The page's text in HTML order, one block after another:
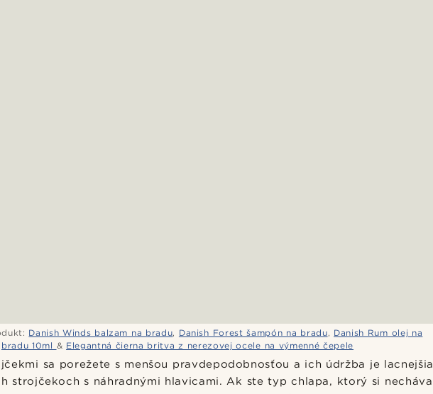
Danish Winds balzam na bradu, Danish Forest šampón na bradu, Danish Rum olej na
bradu 10ml & Elegantná čierna britva z nerezovej ocele na výmenné čepele
sa porežete s menšou pravdepodobnosťou a ich údržba je lacnejšia
strojčekoch s náhradnými hlavicami. Ak ste typ chlapa, ktorý si necháva